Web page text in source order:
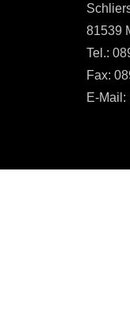
81539
Tel.:
Fax:
E-Mail: